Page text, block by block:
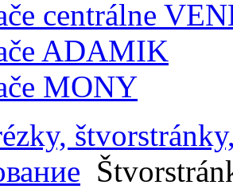
centrálne
ADAMIK
MONY